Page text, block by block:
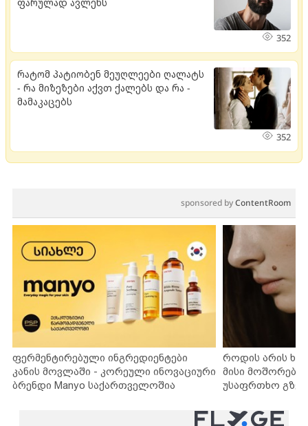
352
რატომ პატიობენ მეუღლეები ღალატს
- რა მიზეზები აქვთ ქალებს და რა -
მამაკაცებს
352
sponsored byContentRoom
ფერმენტირებული ინგრედიენტები
კანის მოვლაში - კორეული ინოვაციური
ბრენდი Manyo საქართველოშია
როდის არის
მისი
უსაფრთხო